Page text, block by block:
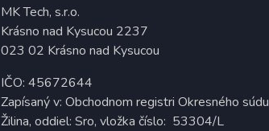
MK Tech, s.r.o.
Krásno nad Kysucou 2237
023 02 Krásno nad Kysucou
IČO: 45672644
Zapísaný v: Obchodnom registri Okresného súdu
Žilina, oddiel: Sro, vložka číslo: 53304/L